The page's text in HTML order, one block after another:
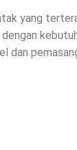
yang
dan